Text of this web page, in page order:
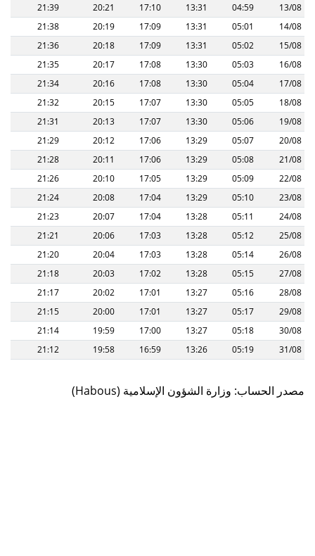
13/08
04:59
13:31
17:10
20:21
21:39
14/08
05:01
13:31
17:09
20:19
21:38
15/08
05:02
13:31
17:09
20:18
21:36
16/08
05:03
13:30
17:08
20:17
21:35
17/08
05:04
13:30
17:08
20:16
21:34
18/08
05:05
13:30
17:07
20:15
21:32
19/08
05:06
13:30
17:07
20:13
21:31
20/08
05:07
13:29
17:06
20:12
21:29
21/08
05:08
13:29
17:06
20:11
21:28
22/08
05:09
13:29
17:05
20:10
21:26
23/08
05:10
13:29
17:04
20:08
21:24
24/08
05:11
13:28
17:04
20:07
21:23
25/08
05:12
13:28
17:03
20:06
21:21
26/08
05:14
13:28
17:03
20:04
21:20
27/08
05:15
13:28
17:02
20:03
21:18
28/08
05:16
13:27
17:01
20:02
21:17
29/08
05:17
13:27
17:01
20:00
21:15
30/08
05:18
13:27
17:00
19:59
21:14
31/08
05:19
13:26
16:59
19:58
21:12
(Habous) مصدر الحساب: وزارة الشؤون الإسلامية